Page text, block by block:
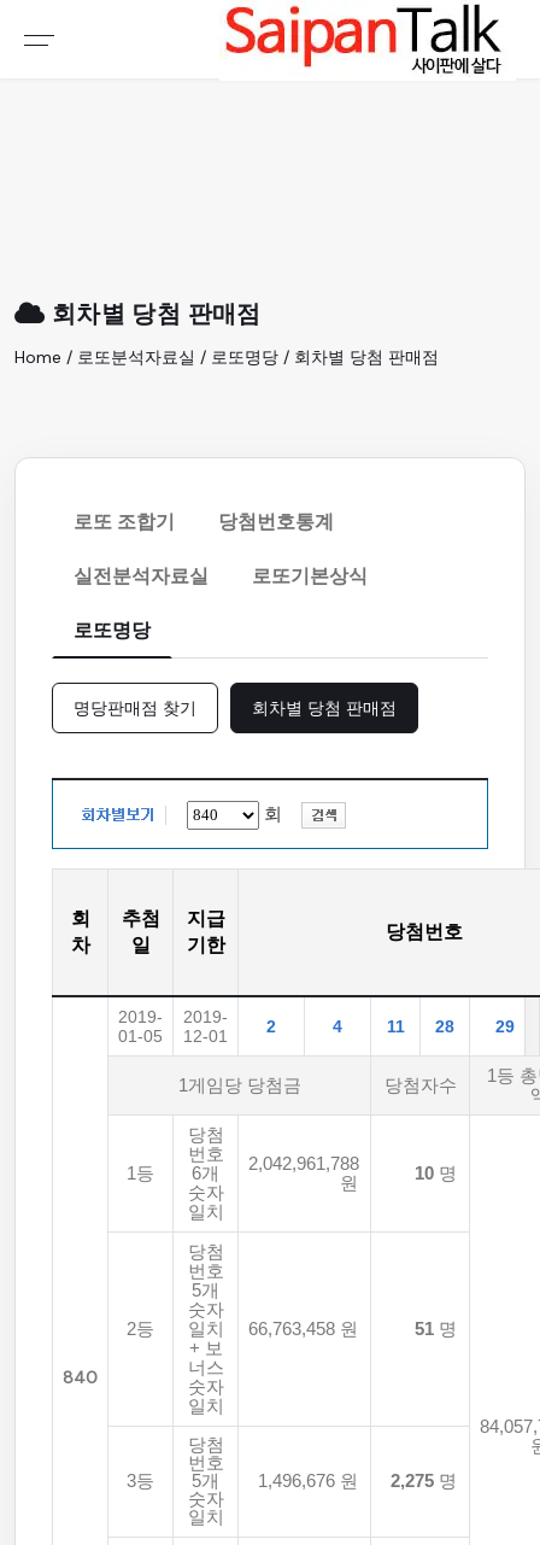
회차별 당첨 판매점
Home / 로또분석자료실 / 로또명당 / 회차별 당첨 판매점
로또 조합기
당첨번호통계
실전분석자료실
로또기본상식
로또명당
명당판매점 찾기 회차별 당첨 판매점
회
회
차
추첨
일
지급
기한
당첨번호
840
2019-
01-05
2019-
12-01
2 4 11 28 29
1게임당 당첨금 당첨자수
1등
1등
당첨
번호
6개
숫자
일치
2,042,961,788
원
10 명
2등
당첨
번호
5개
숫자
일치
+ 보
너스
숫자
일치
66,763,458 원 51 명
3등
당첨
번호
5개
숫자
일치
1,496,676 원 2,275 명
여행정보
생활정보
갤러리 & 동영상